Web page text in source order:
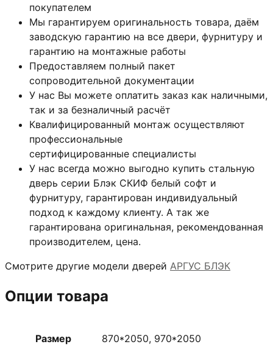
покупателем
Мы гарантируем оригинальность товара, даём
заводскую гарантию на все двери, фурнитуру и
гарантию на монтажные работы
Предоставляем полный пакет
сопроводительной документации
У нас Вы можете оплатить заказ как наличными,
так и за безналичный расчёт
Квалифицированный монтаж осуществляют
профессиональные
сертифицированные специалисты
У нас всегда можно выгодно купить стальную
дверь серии Блэк СКИФ белый софт и
фурнитуру, гарантирован индивидуальный
подход к каждому клиенту. А так же
гарантирована оригинальная, рекомендованная
производителем, цена.
Смотрите другие модели дверей АРГУС БЛЭК
Опции товара
Размер 870*2050, 970*2050